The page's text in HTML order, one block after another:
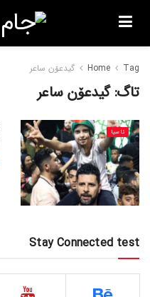
Home Tag گیدعۆن ساعر
تاگ:گیدعۆن ساعر
ئاسیا
Stay Connected test